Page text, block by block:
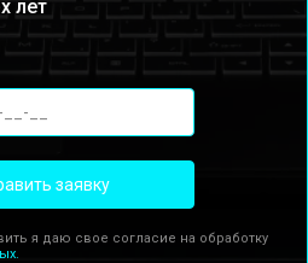
лет
заявку
я даю свое согласие на обработку